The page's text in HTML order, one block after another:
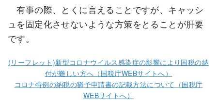
有事の際、とくに言えることですが、キャッシ
ュを固定化させないような方策をとることが肝要
です。
(リーフレット)新型コロナウイルス感染症の影響により国税の納
付が難しい方へ（国税庁WEBサイトへ）
コロナ特例の納税の猶予申請書の記載方法について（国税庁
WEBサイトへ）